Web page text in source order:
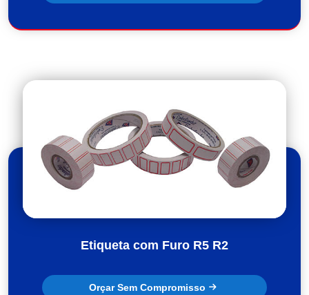
Etiqueta com Furo R5 R2
Orçar Sem Compromisso